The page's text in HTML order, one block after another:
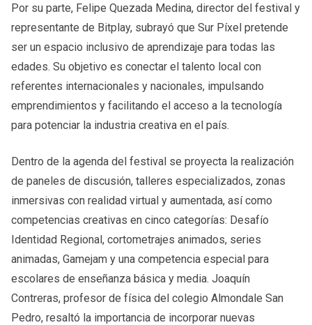
Por su parte, Felipe Quezada Medina, director del festival y
representante de Bitplay, subrayó que Sur Píxel pretende
ser un espacio inclusivo de aprendizaje para todas las
edades. Su objetivo es conectar el talento local con
referentes internacionales y nacionales, impulsando
emprendimientos y facilitando el acceso a la tecnología
para potenciar la industria creativa en el país.
Dentro de la agenda del festival se proyecta la realización
de paneles de discusión, talleres especializados, zonas
inmersivas con realidad virtual y aumentada, así como
competencias creativas en cinco categorías: Desafío
Identidad Regional, cortometrajes animados, series
animadas, Gamejam y una competencia especial para
escolares de enseñanza básica y media. Joaquín
Contreras, profesor de física del colegio Almondale San
Pedro, resaltó la importancia de incorporar nuevas